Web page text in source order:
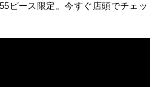
ピース限定。今すぐ店頭でチェッ